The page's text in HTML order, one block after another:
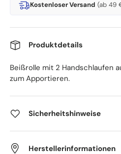
Kostenloser Versand (ab 49
Produktdetails
Beißrolle mit 2 Handschlaufen
zum Apportieren.
Sicherheitshinweise
Herstellerinformationen